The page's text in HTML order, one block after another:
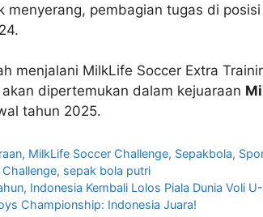
menyerang, pembagian tugas di
menjalani MilkLife Soccer Extra
dipertemukan dalam kejuaraan
tahun 2025.
, MilkLife Soccer Challenge, Sepakbola,
, sepak bola putri
Indonesia Kembali Lolos Piala Dunia Voli
Championship: Indonesia Juara!